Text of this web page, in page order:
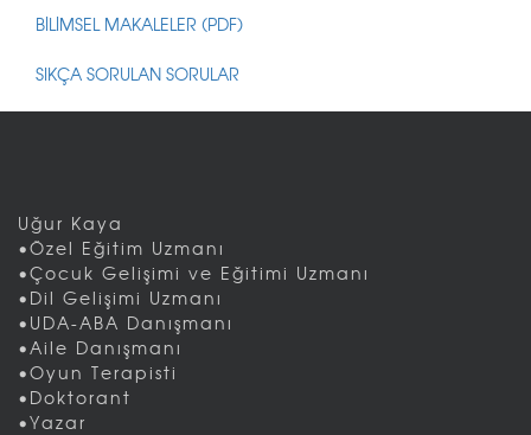
BİLİMSEL MAKALELER (PDF)
SIKÇA SORULAN SORULAR
Uğur Kaya
•Özel Eğitim Uzmanı
•Çocuk Gelişimi ve Eğitimi Uzmanı
•Dil Gelişimi Uzmanı
•UDA-ABA Danışmanı
•Aile Danışmanı
•Oyun Terapisti
•Doktorant
•Yazar